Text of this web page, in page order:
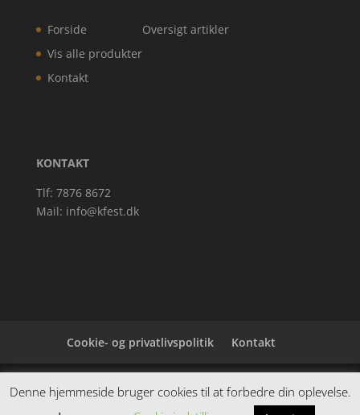
Forside
Vis alle produkter
Kontakt
Oversigt artikler
KONTAKT
Tlf: 7876 8672
Mail: info@kfest.dk
Cookie- og privatlivspolitik Kontakt
Denne hjemmeside samler et bredt udvalg af
spændende varer. Siden er et affiiliatesite, og nogle
Denne hjemmeside bruger cookies til at forbedre din oplevelse.